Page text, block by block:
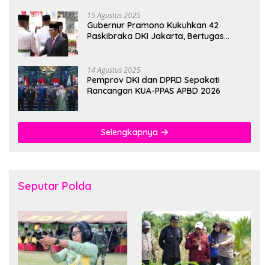
15 Agustus 2025
Gubernur Pramono Kukuhkan 42
Paskibraka DKI Jakarta, Bertugas
14 Agustus 2025
Pemprov DKI dan DPRD Sepakati
Rancangan KUA-PPAS APBD 2026
Selengkapnya
Seputar Polda